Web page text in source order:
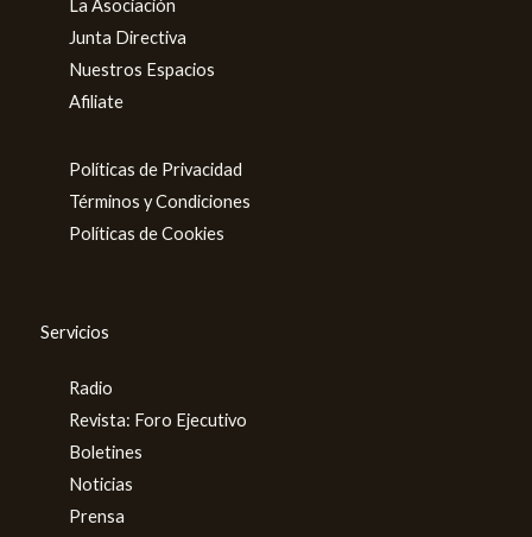
La Asociación
Junta Directiva
Nuestros Espacios
Afiliate
Políticas de Privacidad
Términos y Condiciones
Políticas de Cookies
Servicios
Radio
Revista: Foro Ejecutivo
Boletines
Noticias
Prensa